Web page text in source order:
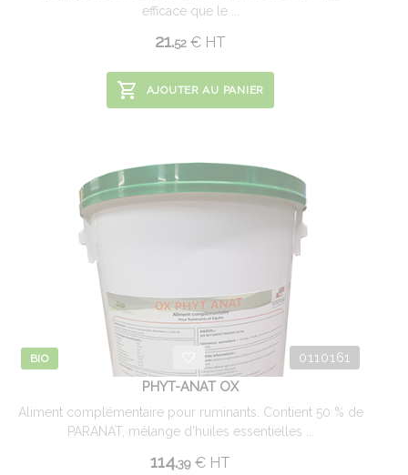
efficace que le ...
21.52 € HT
AJOUTER AU PANIER
BIO 0110161
PHYT-ANAT OX
Aliment complémentaire pour ruminants. Contient 50 % de
PARANAT, mélange d'huiles essentielles ...
114.39 € HT